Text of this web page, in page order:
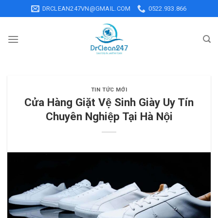
to
DRCLEAN247VN@GMAIL.COM 0522.933.866
TIN TỨC MỚI
Cửa Hàng Giặt Vệ Sinh Giày Uy Tín
Chuyên Nghiệp Tại Hà Nội